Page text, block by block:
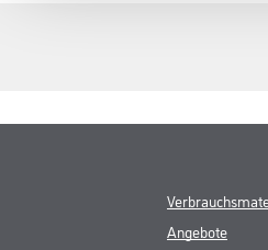
Angebote